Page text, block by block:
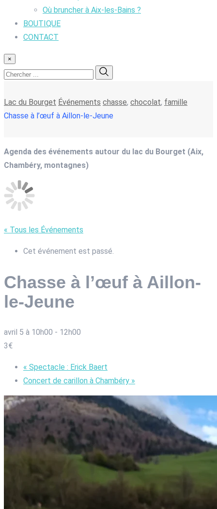
Où bruncher à Aix-les-Bains ?
BOUTIQUE
CONTACT
×
Lac du Bourget Événements chasse, chocolat, famille
Chasse à l’œuf à Aillon-le-Jeune
Agenda des événements autour du lac du Bourget (Aix,
Chambéry, montagnes)
« Tous les Événements
Cet événement est passé.
Chasse à l’œuf à Aillon-
le-Jeune
avril 5 à 10h00 - 12h00
3€
« Spectacle : Erick Baert
Concert de carillon à Chambéry »